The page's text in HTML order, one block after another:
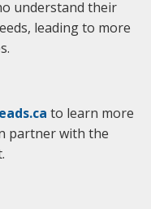
understand their
leading to more
to learn more
partner with the